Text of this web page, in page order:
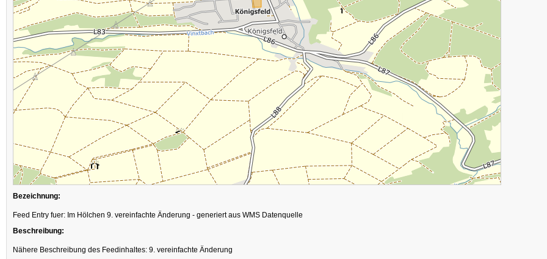
Bezeichnung:
Feed Entry fuer: Im Hölchen 9. vereinfachte Änderung - generiert aus WMS Datenquelle
Beschreibung:
Nähere Beschreibung des Feedinhaltes: 9. vereinfachte Änderung